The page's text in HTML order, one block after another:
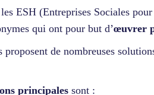
ESH (Entreprises Sociales
qui ont pour but d’œuvrer
proposent de nombreuses
principales sont :